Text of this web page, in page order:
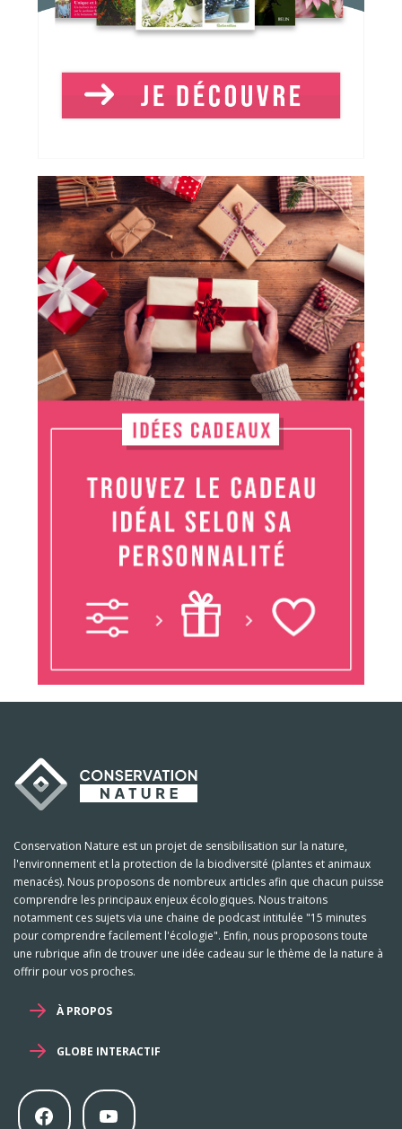
Conservation Nature est un projet de sensibilisation sur la nature,
l'environnement et la protection de la biodiversité (plantes et animaux
menacés). Nous proposons de nombreux articles afin que chacun puisse
comprendre les principaux enjeux écologiques. Nous traitons
notamment ces sujets via une chaine de podcast intitulée "15 minutes
pour comprendre facilement l'écologie". Enfin, nous proposons toute
une rubrique afin de trouver une idée cadeau sur le thème de la nature à
offrir pour vos proches.
À PROPOS
GLOBE INTERACTIF